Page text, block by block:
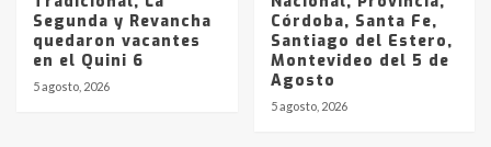
Segunda y Revancha
quedaron vacantes
en el Quini 6
5 agosto, 2026
Córdoba, Santa Fe,
Santiago del Estero,
Montevideo del 5 de
Agosto
5 agosto, 2026